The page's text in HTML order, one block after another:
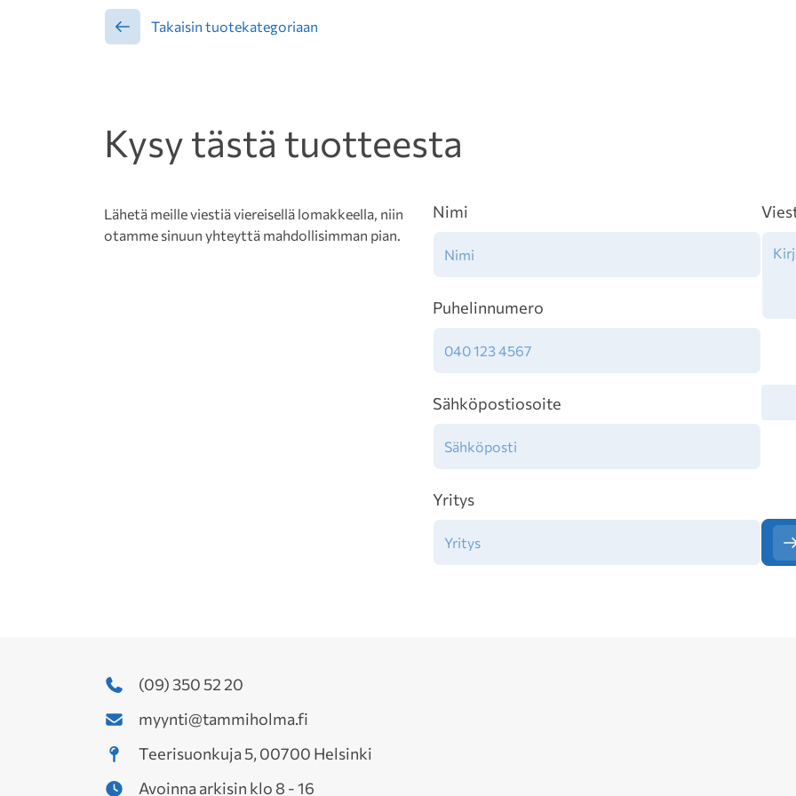
Takaisin tuotekategoriaan
Kysy tästä tuotteesta
Lähetä meille viestiä viereisellä lomakkeella, niin
otamme sinuun yhteyttä mahdollisimman pian.
Nimi
Puhelinnumero
Sähköpostiosoite
Yritys
(09) 350 52 20
myynti@tammiholma.fi
Teerisuonkuja 5, 00700 Helsinki
Avoinna arkisin klo 8 - 16